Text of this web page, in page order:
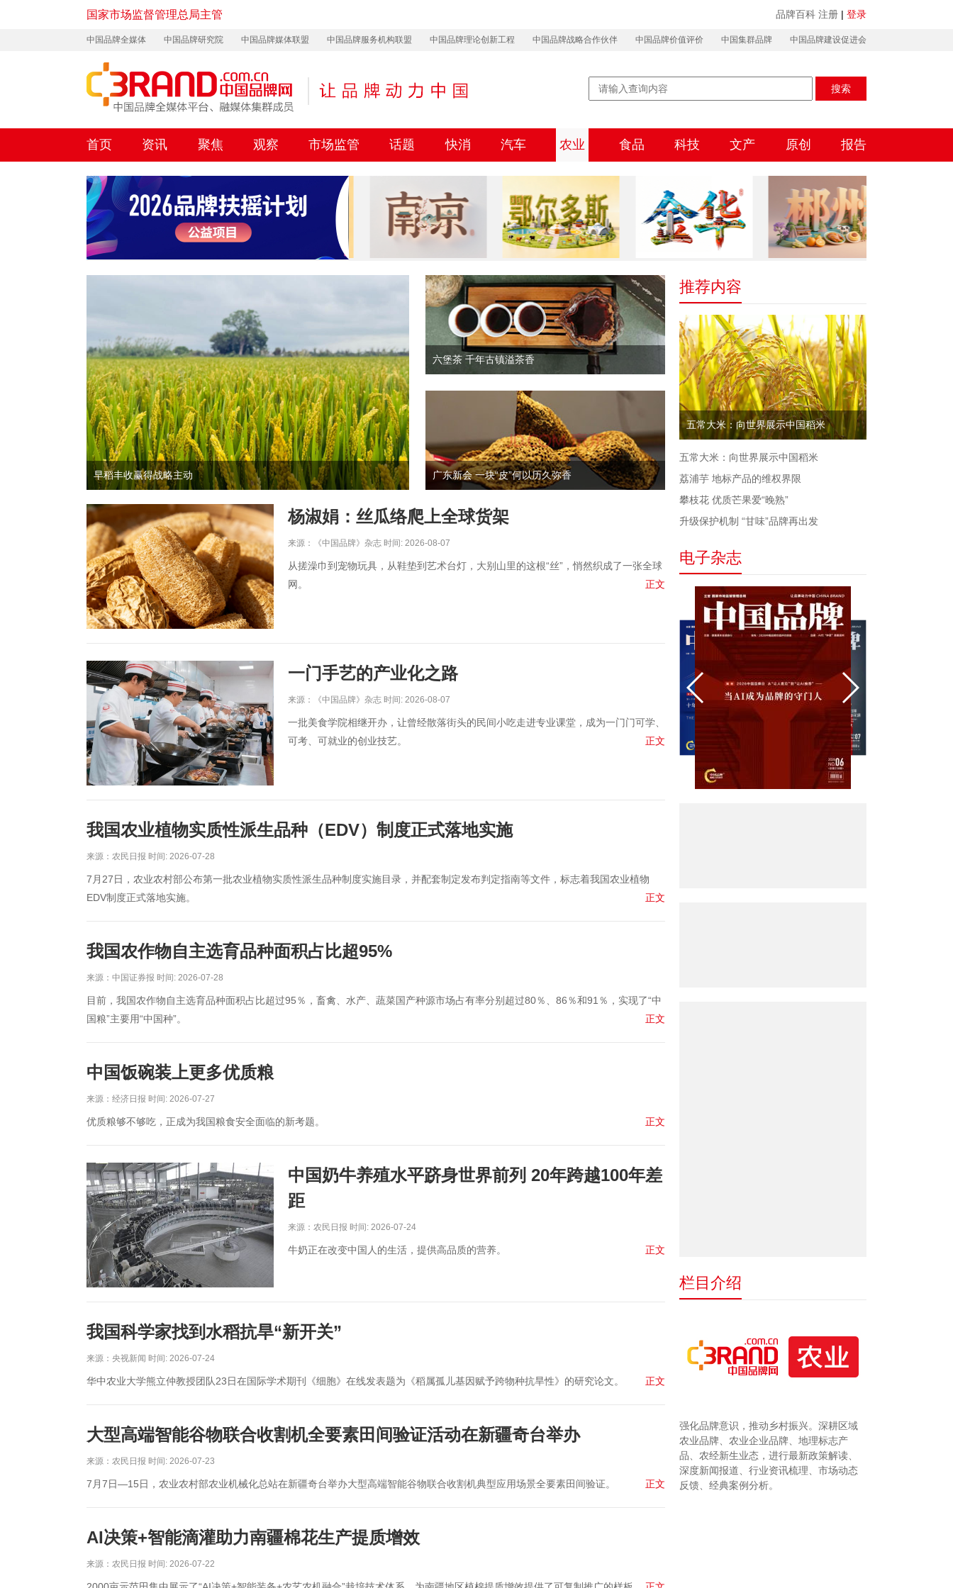
国家市场监督管理总局主管 品牌百科 注册 | 登录
中国品牌全媒体 中国品牌研究院 中国品牌媒体联盟 中国品牌服务机构联盟 中国品牌理论创新工程 中国品牌战略合作伙伴 中国品牌价值评价 中国集群品牌 中国品牌建设促进会
搜索
首页 资讯 聚焦 观察 市场监管 话题 快消 汽车 农业 食品 科技 文产 原创 报告
早稻丰收赢得战略主动
六堡茶 千年古镇溢茶香
广东新会 一块“皮”何以历久弥香
杨淑娟：丝瓜络爬上全球货架
来源：《中国品牌》杂志 时间: 2026-08-07
从搓澡巾到宠物玩具，从鞋垫到艺术台灯，大别山里的这根“丝”，悄然织成了一张全球
网。
正文
一门手艺的产业化之路
来源：《中国品牌》杂志 时间: 2026-08-07
一批美食学院相继开办，让曾经散落街头的民间小吃走进专业课堂，成为一门门可学、
可考、可就业的创业技艺。
正文
我国农业植物实质性派生品种（EDV）制度正式落地实施
来源：农民日报 时间: 2026-07-28
7月27日，农业农村部公布第一批农业植物实质性派生品种制度实施目录，并配套制定发布判定指南等文件，标志着我国农业植物
EDV制度正式落地实施。
正文
我国农作物自主选育品种面积占比超95%
来源：中国证券报 时间: 2026-07-28
目前，我国农作物自主选育品种面积占比超过95％，畜禽、水产、蔬菜国产种源市场占有率分别超过80％、86％和91％，实现了“中
国粮”主要用“中国种”。
正文
中国饭碗装上更多优质粮
来源：经济日报 时间: 2026-07-27
优质粮够不够吃，正成为我国粮食安全面临的新考题。 正文
中国奶牛养殖水平跻身世界前列 20年跨越100年差
距
来源：农民日报 时间: 2026-07-24
牛奶正在改变中国人的生活，提供高品质的营养。 正文
我国科学家找到水稻抗旱“新开关”
来源：央视新闻 时间: 2026-07-24
华中农业大学熊立仲教授团队23日在国际学术期刊《细胞》在线发表题为《稻属孤儿基因赋予跨物种抗旱性》的研究论文。 正文
大型高端智能谷物联合收割机全要素田间验证活动在新疆奇台举办
来源：农民日报 时间: 2026-07-23
7月7日—15日，农业农村部农业机械化总站在新疆奇台举办大型高端智能谷物联合收割机典型应用场景全要素田间验证。 正文
AI决策+智能滴灌助力南疆棉花生产提质增效
来源：农民日报 时间: 2026-07-22
推荐内容
五常大米：向世界展示中国稻米
五常大米：向世界展示中国稻米
荔浦芋 地标产品的维权界限
攀枝花 优质芒果爱“晚熟”
升级保护机制 “甘味”品牌再出发
电子杂志
栏目介绍
强化品牌意识，推动乡村振兴。深耕区域
农业品牌、农业企业品牌、地理标志产
品、农经新生业态，进行最新政策解读、
深度新闻报道、行业资讯梳理、市场动态
反馈、经典案例分析。